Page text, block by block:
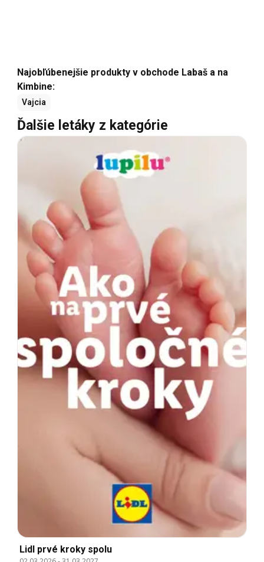
Najobľúbenejšie produkty v obchode Labaš a na
Kimbine:
Vajcia
Ďalšie letáky z kategórie
Lidl prvé kroky spolu